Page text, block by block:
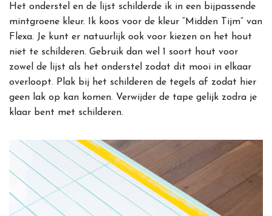
Het onderstel en de lijst schilderde ik in een bijpassende
mintgroene kleur. Ik koos voor de kleur “Midden Tijm” van
Flexa. Je kunt er natuurlijk ook voor kiezen on het hout
niet te schilderen. Gebruik dan wel 1 soort hout voor
zowel de lijst als het onderstel zodat dit mooi in elkaar
overloopt. Plak bij het schilderen de tegels af zodat hier
geen lak op kan komen. Verwijder de tape gelijk zodra je
klaar bent met schilderen.